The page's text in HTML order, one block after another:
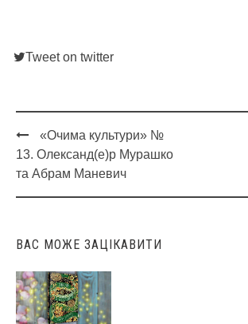
Tweet on twitter
Post
navigation
«Очима культури» №
13. Олександ(е)р Мурашко
та Абрам Маневич
ВАС МОЖЕ ЗАЦІКАВИТИ